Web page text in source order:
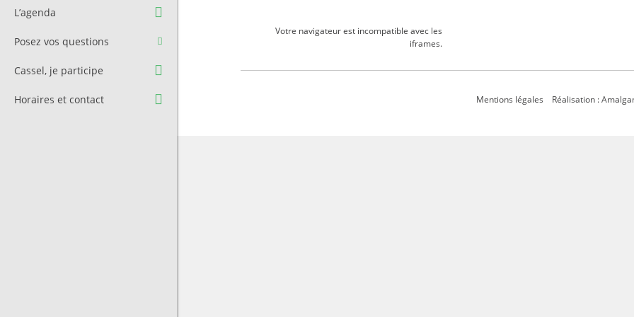
municipale
Contact et Accès
Cimetière
L’agenda
Posez vos questions
Cassel, je participe
Horaires et contact
Votre navigateur est incompatible avec les
iframes.
Mentions légales Réalisation :